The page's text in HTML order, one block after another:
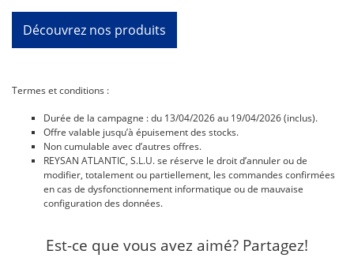
Découvrez nos produits
Termes et conditions :
Durée de la campagne : du 13/04/2026 au 19/04/2026 (inclus).
Offre valable jusqu’à épuisement des stocks.
Non cumulable avec d’autres offres.
REYSAN ATLANTIC, S.L.U. se réserve le droit d’annuler ou de
modifier, totalement ou partiellement, les commandes confirmées
en cas de dysfonctionnement informatique ou de mauvaise
configuration des données.
Est-ce que vous avez aimé? Partagez!